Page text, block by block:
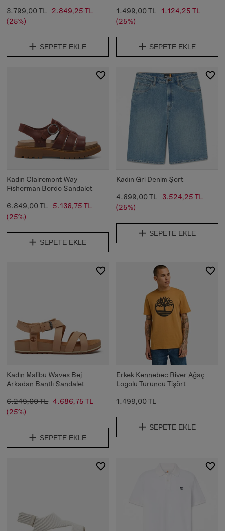
3.799,00 TL 2.849,25 TL
(25%)
SEPETE EKLE
1.499,00 TL 1.124,25 TL
(25%)
SEPETE EKLE
Kadın Clairemont Way
Fisherman Bordo Sandalet
6.849,00 TL 5.136,75 TL
(25%)
SEPETE EKLE
Kadın Gri Denim Şort
4.699,00 TL
3.524,25 TL
(25%)
SEPETE EKLE
Kadın Malibu Waves Bej
Arkadan Bantlı Sandalet
6.249,00 TL 4.686,75 TL
(25%)
SEPETE EKLE
Erkek Kennebec River Ağaç
Logolu Turuncu Tişört
1.499,00 TL
SEPETE EKLE